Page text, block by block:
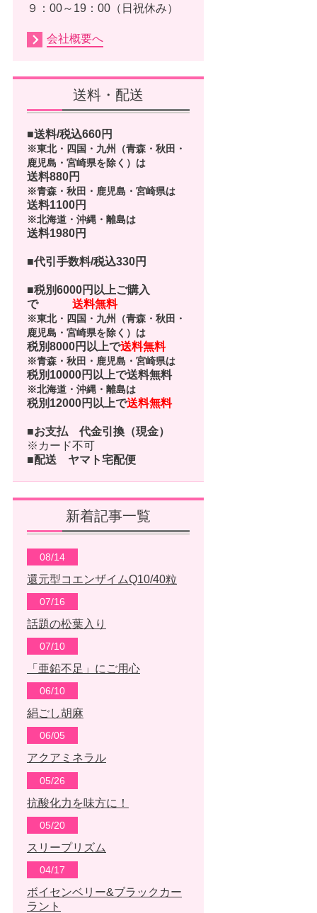
９：00～19：00（日祝休み）
会社概要へ
送料・配送
■送料/税込660円
※東北・四国・九州（青森・秋田・
鹿児島・宮崎県を除く）は
送料880円
※青森・秋田・鹿児島・宮崎県は
送料1100円
※北海道・沖縄・離島は
送料1980円
■代引手数料/税込330円
■税別6000円以上ご購入
で 送料無料
※東北・四国・九州（青森・秋田・
鹿児島・宮崎県を除く）は
税別8000円以上で送料無料
※青森・秋田・鹿児島・宮崎県は
税別10000円以上で送料無料
※北海道・沖縄・離島は
税別12000円以上で送料無料
■お支払 代金引換（現金）
※カード不可
■配送 ヤマト宅配便
新着記事一覧
08/14
還元型コエンザイムQ10/40粒
07/16
話題の松葉入り
07/10
「亜鉛不足」にご用心
06/10
絹ごし胡麻
06/05
アクアミネラル
05/26
抗酸化力を味方に！
05/20
スリープリズム
04/17
ボイセンベリー&ブラックカー
ラント